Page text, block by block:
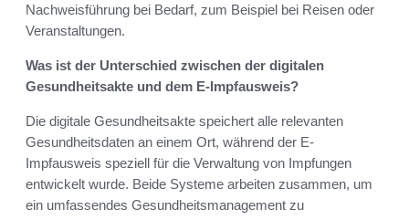
Nachweisführung bei Bedarf, zum Beispiel bei Reisen oder
Veranstaltungen.
Was ist der Unterschied zwischen der digitalen
Gesundheitsakte und dem E-Impfausweis?
Die digitale Gesundheitsakte speichert alle relevanten
Gesundheitsdaten an einem Ort, während der E-
Impfausweis speziell für die Verwaltung von Impfungen
entwickelt wurde. Beide Systeme arbeiten zusammen, um
ein umfassendes Gesundheitsmanagement zu